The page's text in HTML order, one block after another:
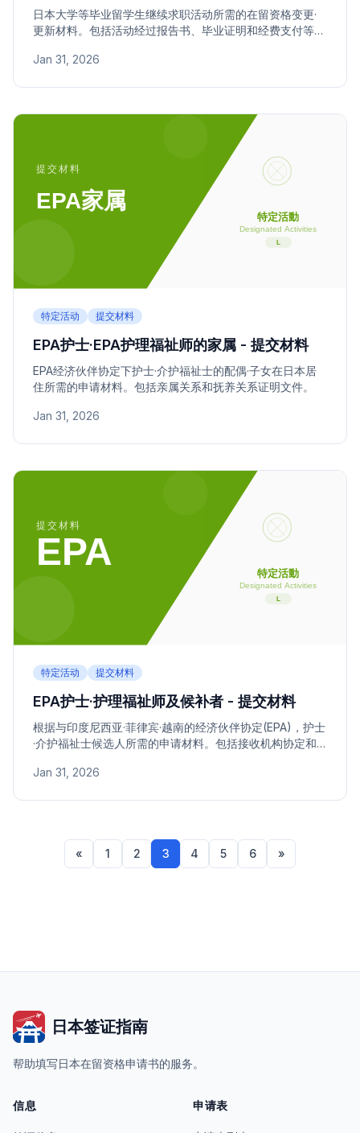
日本大学等毕业留学生继续求职活动所需的在留资格变更·
更新材料。包括活动经过报告书、毕业证明和经费支付等文
Jan 31, 2026
特定活动 提交材料
EPA护士·EPA护理福祉师的家属 - 提交材料
EPA经济伙伴协定下护士·介护福祉士的配偶·子女在日本居
住所需的申请材料。包括亲属关系和抚养关系证明文件。
Jan 31, 2026
特定活动 提交材料
EPA护士·护理福祉师及候补者 - 提交材料
根据与印度尼西亚·菲律宾·越南的经济伙伴协定(EPA)，护士
·介护福祉士候选人所需的申请材料。包括接收机构协定和
Jan 31, 2026
« 1 2 3 4 5 6 »
日本签证指南
帮助填写日本在留资格申请书的服务。
信息 申请表